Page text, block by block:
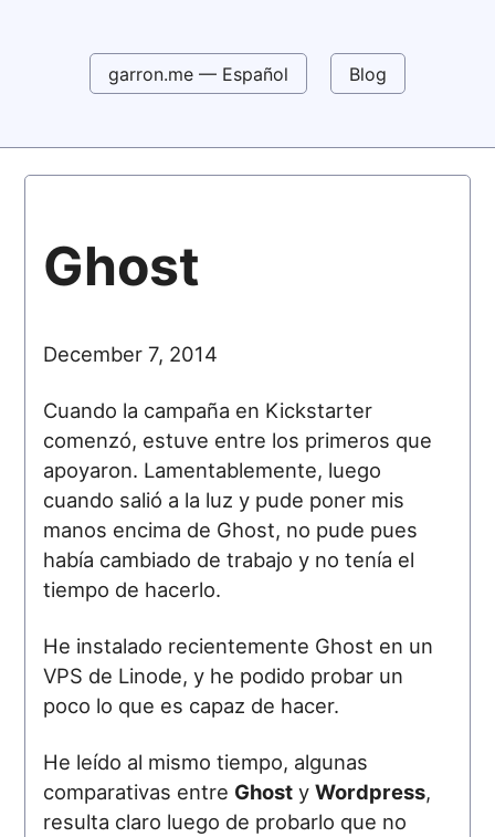
garron.me — Español Blog
Ghost
December 7, 2014
Cuando la campaña en Kickstarter
comenzó, estuve entre los primeros que
apoyaron. Lamentablemente, luego
cuando salió a la luz y pude poner mis
manos encima de Ghost, no pude pues
había cambiado de trabajo y no tenía el
tiempo de hacerlo.
He instalado recientemente Ghost en un
VPS de Linode, y he podido probar un
poco lo que es capaz de hacer.
He leído al mismo tiempo, algunas
comparativas entre Ghost yWordpress,
resulta claro luego de probarlo que no